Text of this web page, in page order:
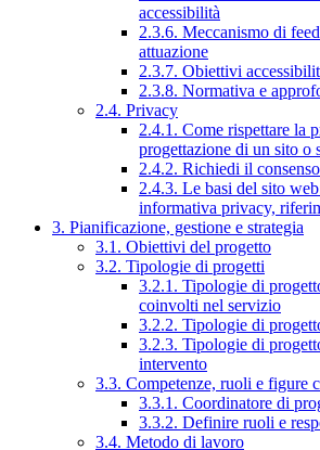
accessibilità
2.3.6. Meccanismo di
attuazione
2.3.7. Obiettivi
2.3.8. Normativa e
2.4. Privacy
2.4.1. Come rispettare la
progettazione di un sito o
2.4.2. Richiedi il
2.4.3. Le basi del sito
informativa privacy,
3. Pianificazione, gestione e strategia
3.1. Obiettivi del progetto
3.2. Tipologie di progetti
3.2.1. Tipologie di
coinvolti nel servizio
3.2.2. Tipologie di
3.2.3. Tipologie di
intervento
3.3. Competenze, ruoli e figure
3.3.1. Coordinatore di
3.3.2. Definire ruoli e
3.4. Metodo di lavoro